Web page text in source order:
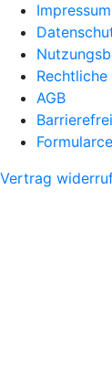
Impressum
AGB
Vertrag